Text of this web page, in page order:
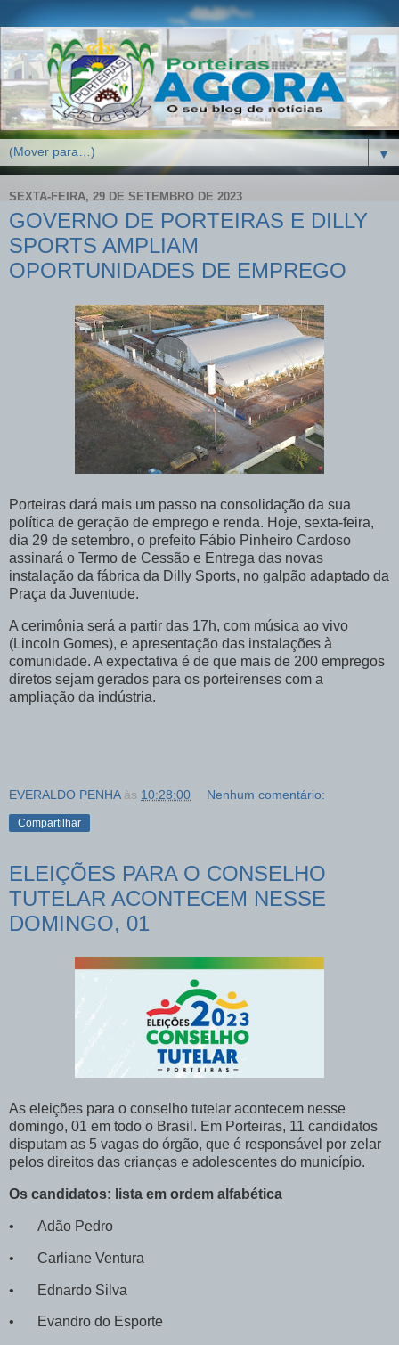
▼
SEXTA-FEIRA, 29 DE SETEMBRO DE 2023
GOVERNO DE PORTEIRAS E DILLY
SPORTS AMPLIAM
OPORTUNIDADES DE EMPREGO
Porteiras dará mais um passo na consolidação da sua
política de geração de emprego e renda. Hoje, sexta-feira,
dia 29 de setembro, o prefeito Fábio Pinheiro Cardoso
assinará o Termo de Cessão e Entrega das novas
instalação da fábrica da Dilly Sports, no galpão adaptado da
Praça da Juventude.
A cerimônia será a partir das 17h, com música ao vivo
(Lincoln Gomes), e apresentação das instalações à
comunidade. A expectativa é de que mais de 200 empregos
diretos sejam gerados para os porteirenses com a
ampliação da indústria.
EVERALDO PENHA às 10:28:00 Nenhum comentário:
Compartilhar
ELEIÇÕES PARA O CONSELHO
TUTELAR ACONTECEM NESSE
DOMINGO, 01
As eleições para o conselho tutelar acontecem nesse
domingo, 01 em todo o Brasil. Em Porteiras, 11 candidatos
disputam as 5 vagas do órgão, que é responsável por zelar
pelos direitos das crianças e adolescentes do município.
Os candidatos: lista em ordem alfabética
• Adão Pedro
• Carliane Ventura
• Ednardo Silva
• Evandro do Esporte